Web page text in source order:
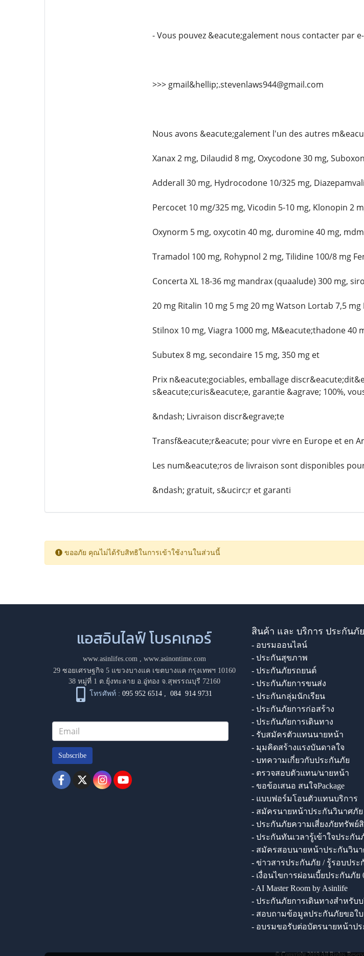
- Vous pouvez &eacute;galement nous contacter par
>>> gmail&hellip;.stevenlaws944@gmail.com
Nous avons &eacute;galement l'un des autres
Xanax 2 mg, Dilaudid 8 mg, Oxycodone 30 mg,
Adderall 30 mg, Hydrocodone 10/325 mg,
Percocet 10 mg/325 mg, Vicodin 5-10 mg, Klonopin 2
Oxynorm 5 mg, oxycotin 40 mg, duromine 40 mg,
Tramadol 100 mg, Rohypnol 2 mg, Tilidine 100/8 mg
Concerta XL 18-36 mg mandrax (quaalude) 300 mg,
20 mg Ritalin 10 mg 5 mg 20 mg Watson Lortab 7,5
Stilnox 10 mg, Viagra 1000 mg, M&eacute;thadone 40
Subutex 8 mg, secondaire 15 mg, 350 mg et
Prix n&eacute;gociables, emballage
s&eacute;curis&eacute;e, garantie &agrave; 100%,
&ndash; Livraison discr&egrave;te
Transf&eacute;r&eacute; pour vivre en Europe et en
Les num&eacute;ros de livraison sont disponibles
&ndash; gratuit, s&ucirc;r et garanti
ขออภัย คุณไม่ได้รับสิทธิในการเข้าใช้งานในส่วนนี้
แอสอินไลฟ์ โบรคเกอร์
www.asinlifes.com, www.asinontime.com
29 ซอยเศรษฐกิจ 5 แขวงบางแค เขตบางแค กรุงเทพฯ 10160
38 หมู่ที่ 1 ต.ยุ้งทะลาย อ.อู่ทอง จ.สุพรรณบุรี 72160
โทรศัพท์ : 095 952 6514 ,084 914 9731
Subscribe
สินค้า และ บริการ ประกันภัย
- อบรมออนไลน์
- ประกันสุขภาพ
- ประกันภัยรถยนต์
- ประกันภัยการขนส่ง
- ประกันกลุ่มนักเรียน
- ประกันภัยการก่อสร้าง
- ประกันภัยการเดินทาง
- รับสมัครตัวแทนนายหน้า
- มุมคิดสร้างแรงบันดาลใจ
- บทความเกี่ยวกับประกันภัย
- ตรวจสอบตัวแทน/นายหน้า
- ขอข้อเสนอ สนใจPackage
- แบบฟอร์มโอนตัวแทนบริการ
- สมัครนายหน้าประกันวินาศภัย
- ประกันภัยความเสี่ยงภัยทรัพย์
- ประกันทันเวลารู้เข้าใจประกัน
- สมัครสอบนายหน้าประกันวิน
- ข่าวสารประกันภัย / รู้รอบประ
- เงื่อนไขการผ่อนเบี้ยประกันภัย
- AI Master Room by Asinlife
- ประกันภัยการเดินทางสำหรับ
- สอบถามข้อมูลประกันภัยขอใบ
- อบรมขอรับต่อบัตรนายหน้าป
© Copyright 2019 All Rights